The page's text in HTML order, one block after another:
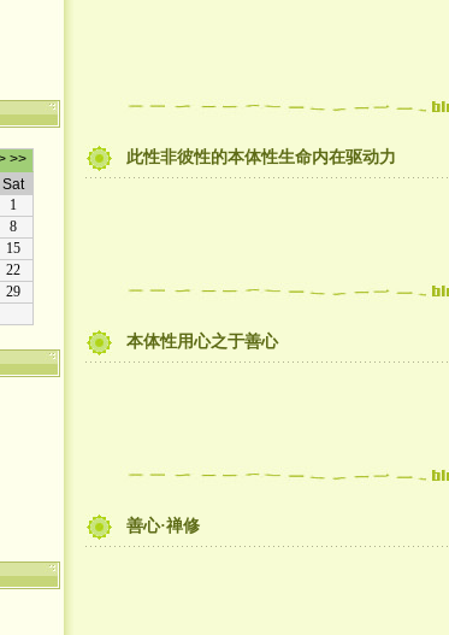
此性非彼性的本体性生命内在驱动力
本体性用心之于善心
善心·禅修